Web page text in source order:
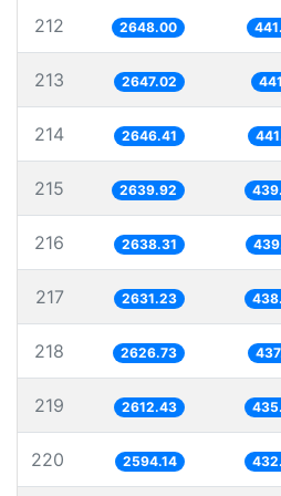
212 2648.00
213 2647.02
214 2646.41
215 2639.92
216 2638.31
217 2631.23
218 2626.73
219 2612.43
220 2594.14